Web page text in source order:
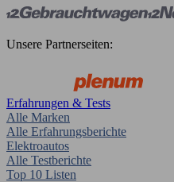
Unsere Partnerseiten:
Erfahrungen & Tests
Alle Marken
Alle Erfahrungsberichte
Elektroautos
Alle Testberichte
Top 10 Listen